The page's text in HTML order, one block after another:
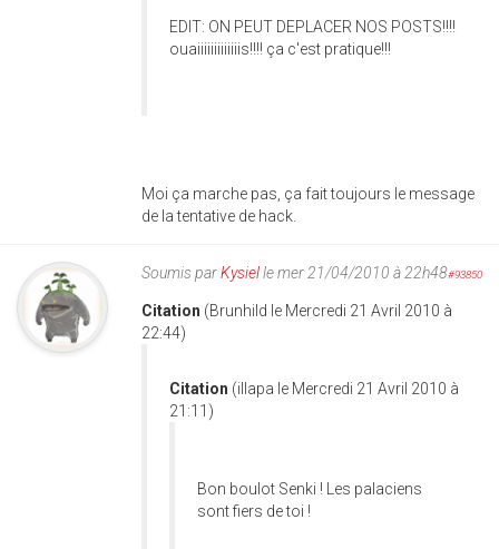
EDIT: ON PEUT DEPLACER NOS POSTS!!!!
ouaiiiiiiiiiiiiis!!!! ça c'est pratique!!!
Moi ça marche pas, ça fait toujours le message
de la tentative de hack.
Soumis parKysielle mer 21/04/2010 à 22h48#93850
Citation (Brunhild le Mercredi 21 Avril 2010 à
22:44)
Citation (illapa le Mercredi 21 Avril 2010 à
21:11)
Bon boulot Senki ! Les palaciens
sont fiers de toi !